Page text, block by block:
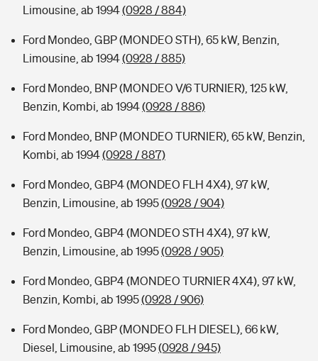
Limousine, ab 1994(0928 / 884)
Ford Mondeo, GBP (MONDEO STH), 65 kW, Benzin,
Limousine, ab 1994(0928 / 885)
Ford Mondeo, BNP (MONDEO V/6 TURNIER), 125 kW,
Benzin, Kombi, ab 1994(0928 / 886)
Ford Mondeo, BNP (MONDEO TURNIER), 65 kW, Benzin,
Kombi, ab 1994(0928 / 887)
Ford Mondeo, GBP4 (MONDEO FLH 4X4), 97 kW,
Benzin, Limousine, ab 1995(0928 / 904)
Ford Mondeo, GBP4 (MONDEO STH 4X4), 97 kW,
Benzin, Limousine, ab 1995(0928 / 905)
Ford Mondeo, GBP4 (MONDEO TURNIER 4X4), 97 kW,
Benzin, Kombi, ab 1995(0928 / 906)
Ford Mondeo, GBP (MONDEO FLH DIESEL), 66 kW,
Diesel, Limousine, ab 1995(0928 / 945)